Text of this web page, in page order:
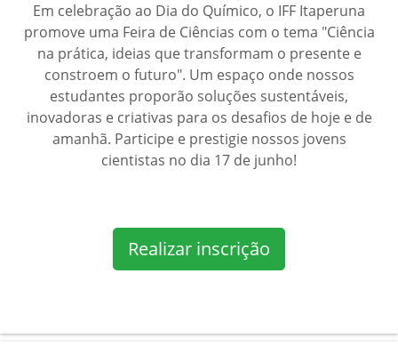
Em celebração ao Dia do Químico, o IFF Itaperuna
promove uma Feira de Ciências com o tema "Ciência
na prática, ideias que transformam o presente e
constroem o futuro". Um espaço onde nossos
estudantes proporão soluções sustentáveis,
inovadoras e criativas para os desafios de hoje e de
amanhã. Participe e prestigie nossos jovens
cientistas no dia 17 de junho!
Realizar inscrição